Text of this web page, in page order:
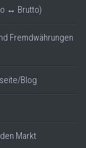
↔ Brutto)
Fremdwährungen
Blog
Markt